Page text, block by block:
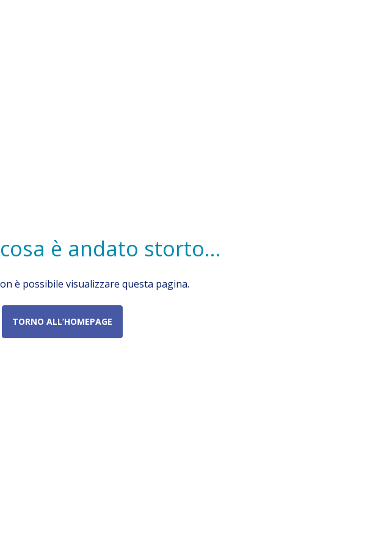
è andato storto...
è possibile visualizzare questa pagina.
TORNO ALL’HOMEPAGE